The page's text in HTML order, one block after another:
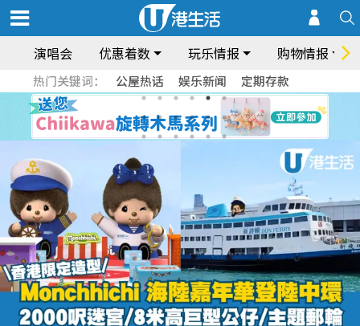
演唱会 优惠着数 玩乐情报 购物情报
热门关键词： 公屋热话 娱乐新闻 定期存款